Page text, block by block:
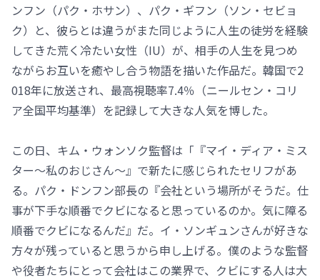
ンフン（パク・ホサン）、パク・ギフン（ソン・セビョ
ク）と、彼らとは違うがまた同じように人生の徒労を経験
してきた荒く冷たい女性（IU）が、相手の人生を見つめ
ながらお互いを癒やし合う物語を描いた作品だ。韓国で2
018年に放送され、最高視聴率7.4％（ニールセン・コリ
ア全国平均基準）を記録して大きな人気を博した。
この日、キム・ウォンソク監督は「『マイ・ディア・ミス
ター～私のおじさん～』で新たに感じられたセリフがあ
る。パク・ドンフン部長の『会社という場所がそうだ。仕
事が下手な順番でクビになると思っているのか。気に障る
順番でクビになるんだ』だ。イ・ソンギュンさんが好きな
方々が残っていると思うから申し上げる。僕のような監督
や役者たちにとって会社はこの業界で、クビにする人は大